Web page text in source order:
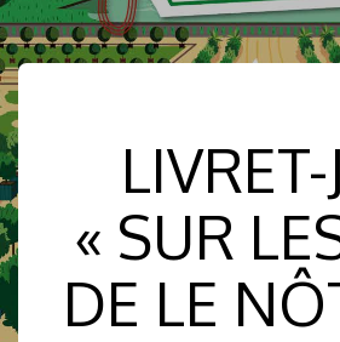
LIVRET-
« SUR
DE LE